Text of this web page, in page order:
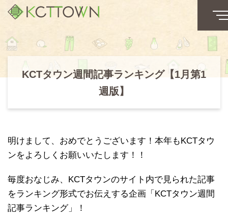
KCTタウン週間記事ランキング【1月第1
週版】
明けまして、おめでとうございます！本年もKCTタウ
ンをよろしくお願いいたします！！
毎度おなじみ、KCTタウンのサイト内で見られた記事
をランキング形式でお伝えする企画「KCTタウン週間
記事ランキング」！